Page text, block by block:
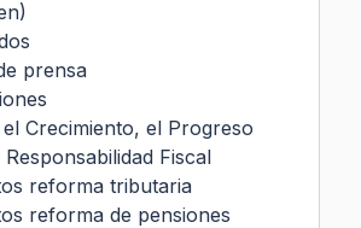
prensa
Crecimiento, el Progreso
Fiscal
reforma tributaria
reforma de pensiones